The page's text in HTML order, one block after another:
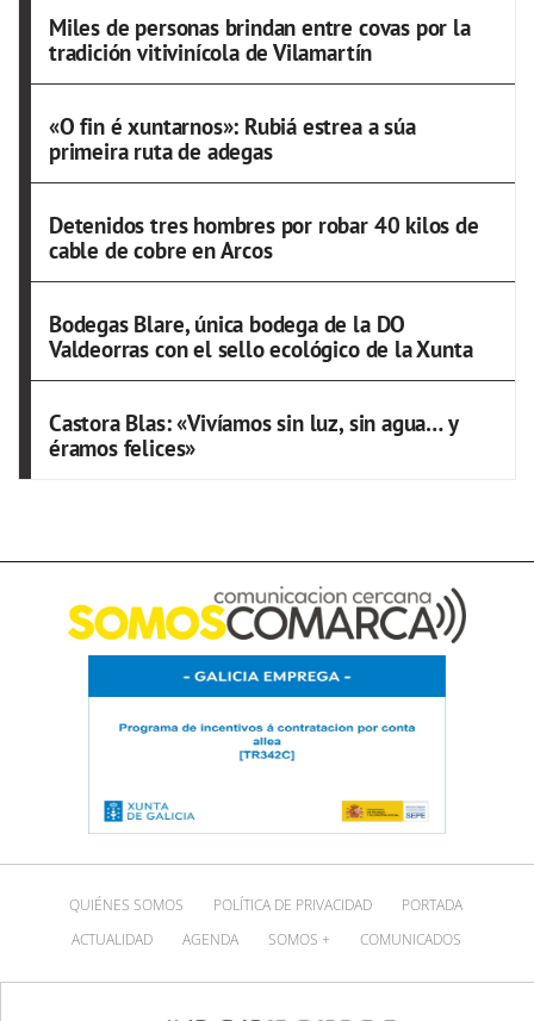
Miles de personas brindan entre covas por la
tradición vitivinícola de Vilamartín
«O fin é xuntarnos»: Rubiá estrea a súa
primeira ruta de adegas
Detenidos tres hombres por robar 40 kilos de
cable de cobre en Arcos
Bodegas Blare, única bodega de la DO
Valdeorras con el sello ecológico de la Xunta
Castora Blas: «Vivíamos sin luz, sin agua… y
éramos felices»
QUIÉNES SOMOS POLÍTICA DE PRIVACIDAD
PORTADA
ACTUALIDAD
AGENDA SOMOS + COMUNICADOS